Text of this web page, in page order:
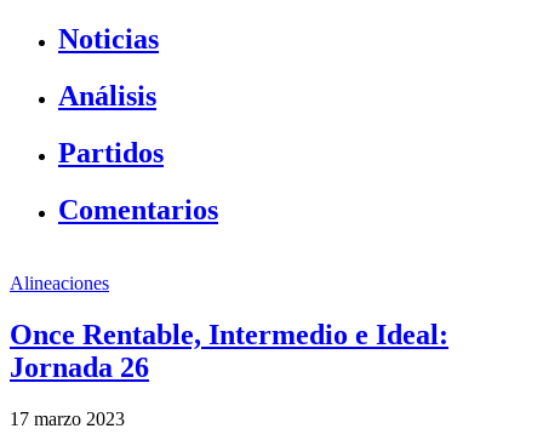
Noticias
Análisis
Partidos
Comentarios
Alineaciones
Once Rentable, Intermedio e Ideal:
Jornada 26
17 marzo 2023